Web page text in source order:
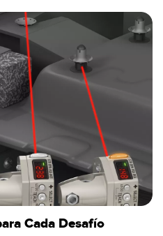
de Haz Ancho
Cada Desafío